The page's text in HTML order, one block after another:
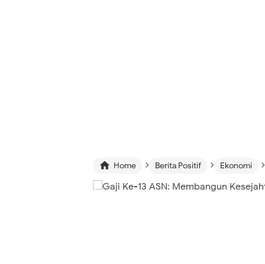
 Home › Berita Positif › Ekonomi ›